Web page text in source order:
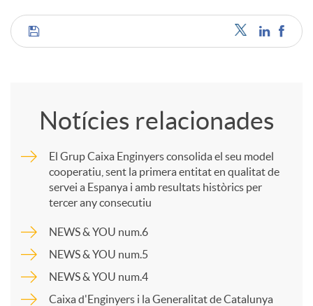
C
a
r
Notícies relacionades
El Grup Caixa Enginyers consolida el seu model
cooperatiu, sent la primera entitat en qualitat de
servei a Espanya i amb resultats històrics per
tercer any consecutiu
NEWS & YOU num.6
NEWS & YOU num.5
NEWS & YOU num.4
Caixa d'Enginyers i la Generalitat de Catalunya